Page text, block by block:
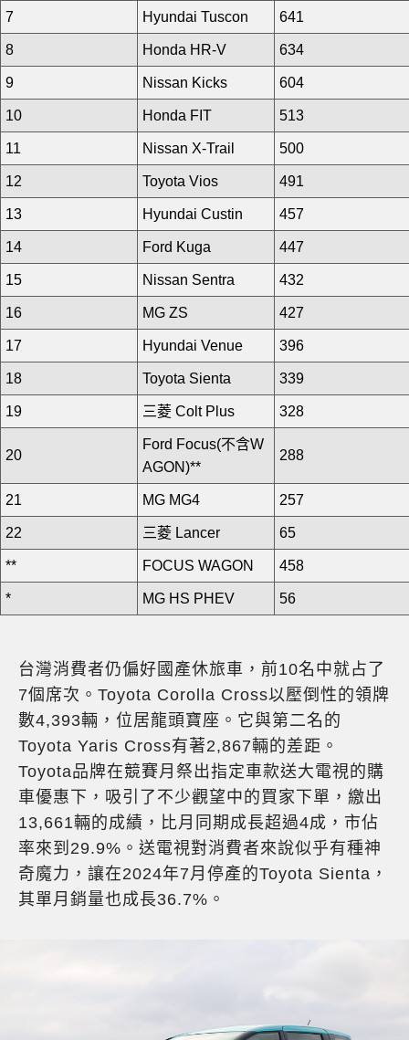
7 Hyundai Tuscon 641
8 Honda HR-V 634
9 Nissan Kicks 604
10 Honda FIT 513
11 Nissan X-Trail 500
12 Toyota Vios 491
13 Hyundai Custin 457
14 Ford Kuga 447
15 Nissan Sentra 432
16 MG ZS 427
17 Hyundai Venue 396
18 Toyota Sienta 339
19 三菱 Colt Plus 328
20
Ford Focus(不含W
AGON)**
288
21 MG MG4 257
22 三菱 Lancer 65
** FOCUS WAGON 458
* MG HS PHEV 56
台灣消費者仍偏好國產休旅車，前10名中就占了
7個席次。Toyota Corolla Cross以壓倒性的領牌
數4,393輛，位居龍頭寶座。它與第二名的
Toyota Yaris Cross有著2,867輛的差距。
Toyota品牌在競賽月祭出指定車款送大電視的購
車優惠下，吸引了不少觀望中的買家下單，繳出
13,661輛的成績，比月同期成長超過4成，市佔
率來到29.9%。送電視對消費者來說似乎有種神
奇魔力，讓在2024年7月停產的Toyota Sienta，
其單月銷量也成長36.7%。